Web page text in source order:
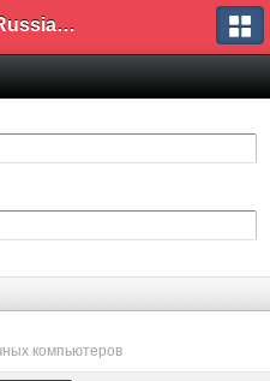
Arsenal Russian Speaking Supporters Club
компьютеров